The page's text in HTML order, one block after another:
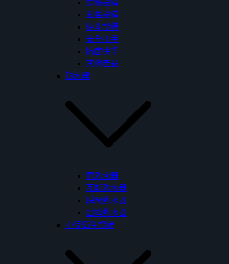
馬桶設備
面盆設備
便斗設備
安全扶手
抗菌扶手
其他產品
熱水器
電熱水器
瓦斯熱水器
瞬間熱水器
雷姆熱水器
小兒衛生設備